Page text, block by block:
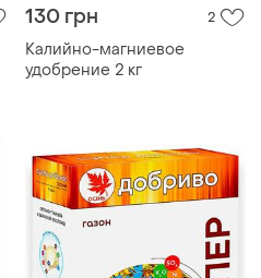
130 грн 2
Калийно-магниевое
удобрение 2 кг